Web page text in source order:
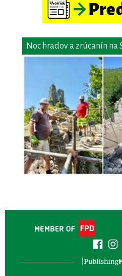
Noc hradov a zrúcanín na